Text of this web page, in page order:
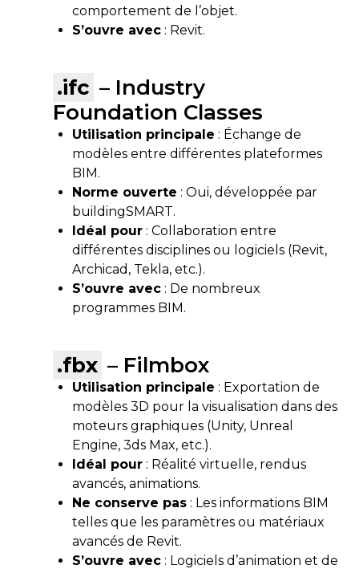
comportement de l’objet.
S’ouvre avec : Revit.
.ifc – Industry
Foundation Classes
Utilisation principale : Échange de
modèles entre différentes plateformes
BIM.
Norme ouverte : Oui, développée par
buildingSMART.
Idéal pour : Collaboration entre
différentes disciplines ou logiciels (Revit,
Archicad, Tekla, etc.).
S’ouvre avec : De nombreux
programmes BIM.
.fbx – Filmbox
Utilisation principale : Exportation de
modèles 3D pour la visualisation dans des
moteurs graphiques (Unity, Unreal
Engine, 3ds Max, etc.).
Idéal pour : Réalité virtuelle, rendus
avancés, animations.
Ne conserve pas : Les informations BIM
telles que les paramètres ou matériaux
avancés de Revit.
S’ouvre avec : Logiciels d’animation et de